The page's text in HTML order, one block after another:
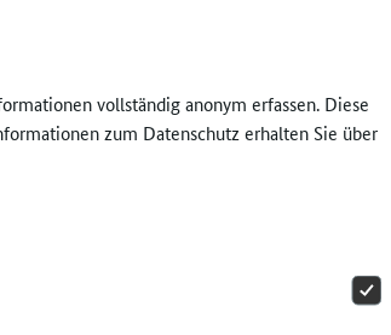
vollständig anonym erfassen. Diese
zum Datenschutz erhalten Sie über
natürlich
Die
informelle
es
eigenen